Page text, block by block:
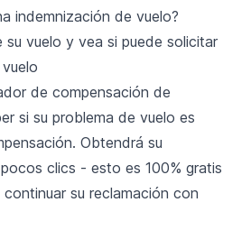
indemnización de vuelo?
su vuelo y vea si puede solicitar
de compensación de
si su problema de vuelo es
Obtendrá su
clics - esto es 100% gratis
su reclamación con